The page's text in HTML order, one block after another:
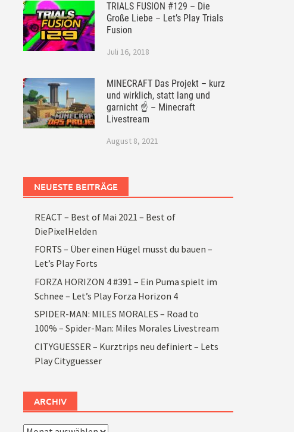
TRIALS FUSION #129 – Die
Große Liebe – Let’s Play Trials
Fusion
Juli 16, 2018
MINECRAFT Das Projekt – kurz
und wirklich, statt lang und
garnicht ☝ – Minecraft
Livestream
August 8, 2021
NEUESTE BEITRÄGE
REACT – Best of Mai 2021 – Best of
DiePixelHelden
FORTS – Über einen Hügel musst du bauen –
Let’s Play Forts
FORZA HORIZON 4 #391 – Ein Puma spielt im
Schnee – Let’s Play Forza Horizon 4
SPIDER-MAN: MILES MORALES – Road to
100% – Spider-Man: Miles Morales Livestream
CITYGUESSER – Kurztrips neu definiert – Lets
Play Cityguesser
ARCHIV